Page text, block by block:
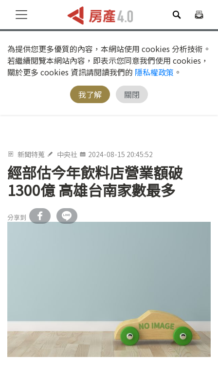
為提供您更多優質的內容，本網站使用 cookies 分析技術。
若繼續閱覽本網站內容，即表示您同意我們使用 cookies，
關於更多 cookies 資訊請閱讀我們的 隱私權政策 。
我了解
關閉
新聞特蒐 中央社 2024-08-15 20:45:52
經部估今年飲料店營業額破
1300億 高雄台南家數最多
分享到